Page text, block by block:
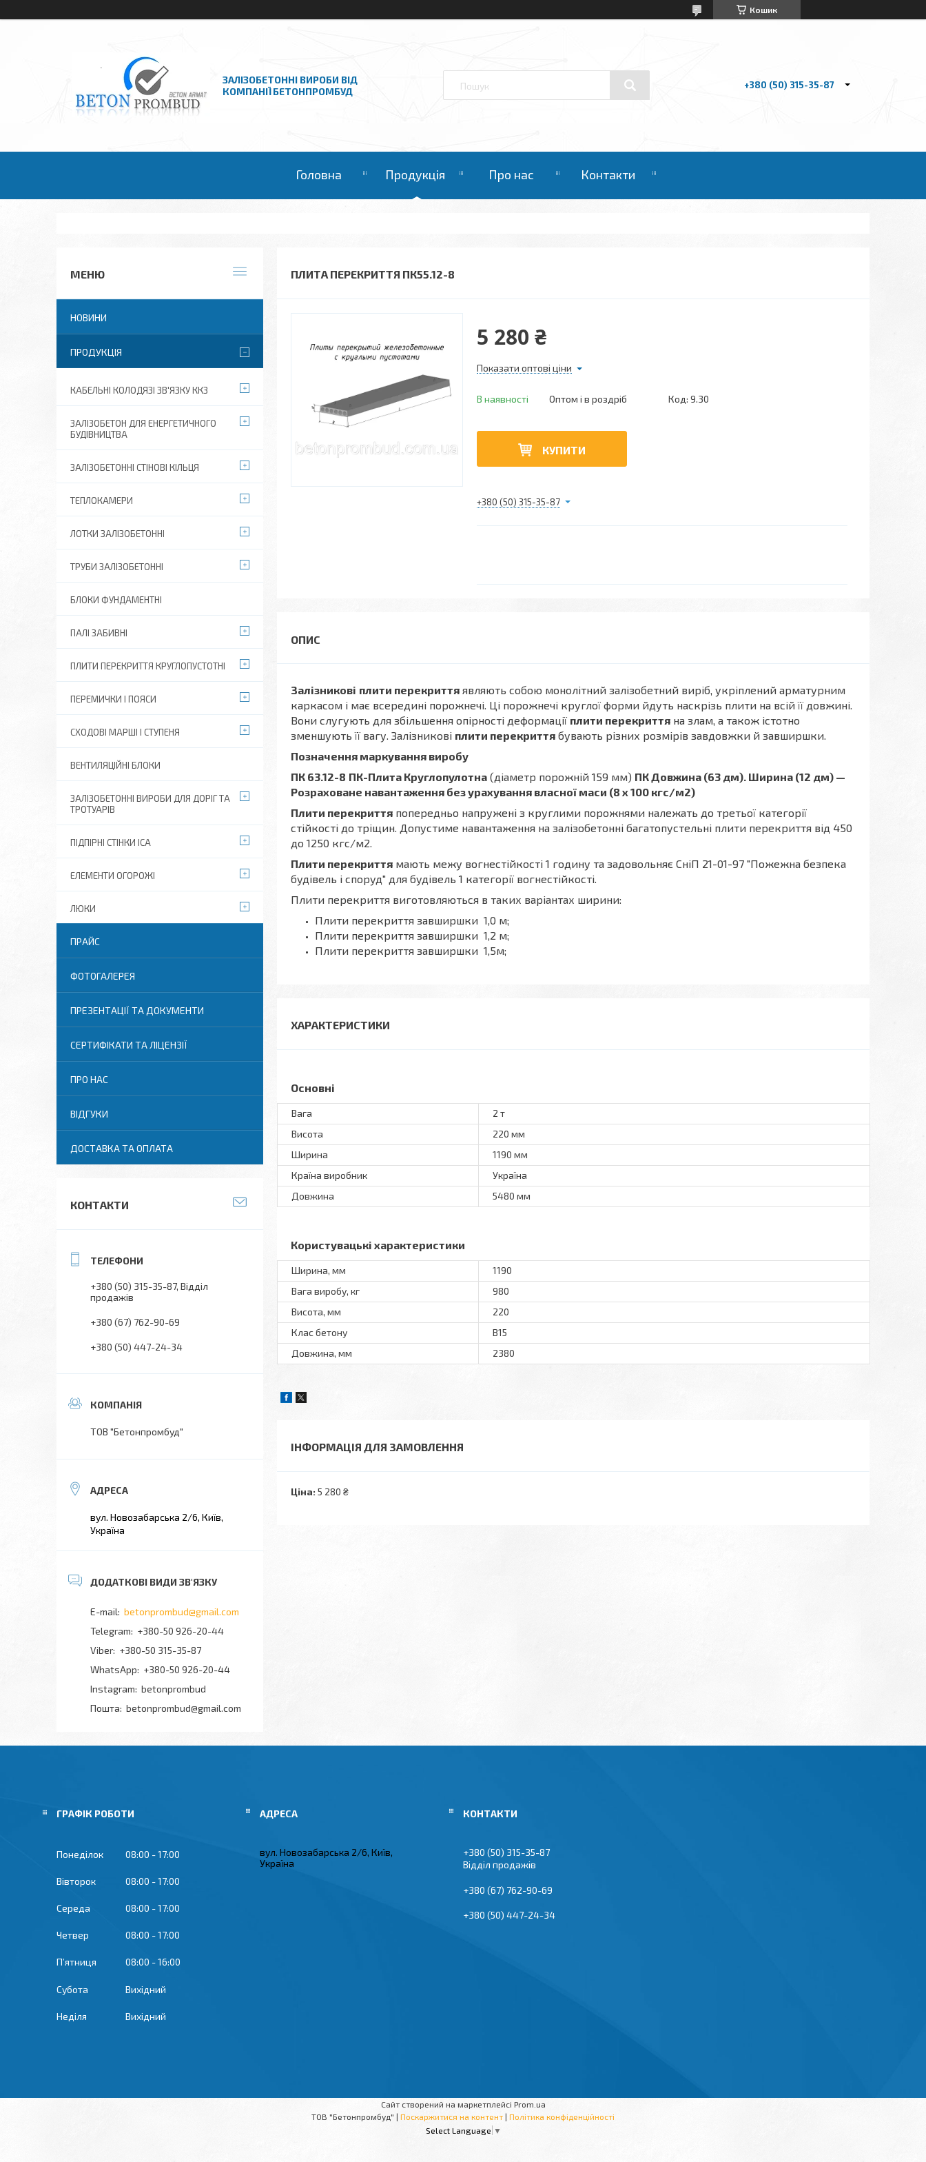
Кошик
ЗАЛІЗОБЕТОННІ ВИРОБИ ВІД
КОМПАНІЇ БЕТОНПРОМБУД
+380 (50) 315-35-87
Головна Продукція Про нас Контакти
ПЛИТА ПЕРЕКРИТТЯ ПК55.12-8
5 280 ₴
Показати оптові ціни
В наявності Оптом і в роздріб Код: 9.30
КУПИТИ
+380 (50) 315-35-87
Залізникові плити перекриття являють собою монолітний залізобетний виріб, укріплений арматурним
каркасом і має всередині порожнечі. Ці порожнечі круглої форми йдуть наскрізь плити на всій її довжині.
Вони слугують для збільшення опірності деформації плити перекриття на злам, а також істотно
зменшують її вагу. Залізникові плити перекриття бувають різних розмірів завдовжки й завширшки.
Позначення маркування виробу
ПК 63.12-8 ПК-Плита Круглопулотна (діаметр порожній 159 мм) ПК Довжина (63 дм). Ширина (12 дм) —
Розраховане навантаження без урахування власної маси (8 х 100 кгс/м2)
Плити перекриття попередньо напружені з круглими порожнями належать до третьої категорії
стійкості до тріщин. Допустиме навантаження на залізобетонні багатопустельні плити перекриття від 450
до 1250 кгс/м2.
Плити перекриття мають межу вогнестійкості 1 годину та задовольняє СніП 21-01-97 "Пожежна безпека
будівель і споруд" для будівель 1 категорії вогнестійкості.
Плити перекриття виготовляються в таких варіантах ширини:
Плити перекриття завширшки 1,0 м;
Плити перекриття завширшки 1,2 м;
Плити перекриття завширшки 1,5м;
ХАРАКТЕРИСТИКИ
Основні
Вага
2 т
Висота
220 мм
Ширина
1190 мм
Країна виробник
Україна
Довжина
5480 мм
Користувацькi характеристики
Ширина, мм
1190
Вага виробу, кг
980
Висота, мм
220
Клас бетону
В15
Довжина, мм
2380
ІНФОРМАЦІЯ ДЛЯ ЗАМОВЛЕННЯ
Ціна: 5 280 ₴
НОВИНИ
ПРОДУКЦІЯ
КАБЕЛЬНІ КОЛОДЯЗІ ЗВ'ЯЗКУ ККЗ
ЗАЛІЗОБЕТОН ДЛЯ ЕНЕРГЕТИЧНОГО
БУДІВНИЦТВА
ЗАЛІЗОБЕТОННІ СТІНОВІ КІЛЬЦЯ
ТЕПЛОКАМЕРИ
ЛОТКИ ЗАЛІЗОБЕТОННІ
ТРУБИ ЗАЛІЗОБЕТОННІ
БЛОКИ ФУНДАМЕНТНІ
ПАЛІ ЗАБИВНІ
ПЛИТИ ПЕРЕКРИТТЯ КРУГЛОПУСТОТНІ
ПЕРЕМИЧКИ І ПОЯСИ
СХОДОВІ МАРШІ І СТУПЕНЯ
ВЕНТИЛЯЦІЙНІ БЛОКИ
ЗАЛІЗОБЕТОННІ ВИРОБИ ДЛЯ ДОРІГ ТА
ТРОТУАРІВ
ПІДПІРНІ СТІНКИ ІСА
ЕЛЕМЕНТИ ОГОРОЖІ
ЛЮКИ
ПРАЙС
ФОТОГАЛЕРЕЯ
ПРЕЗЕНТАЦІЇ ТА ДОКУМЕНТИ
СЕРТИФІКАТИ ТА ЛІЦЕНЗІЇ
ПРО НАС
ВІДГУКИ
ДОСТАВКА ТА ОПЛАТА
КОНТАКТИ
+380 (50) 315-35-87 Відділ
продажів
+380 (67) 762-90-69
+380 (50) 447-24-34
ТОВ "Бетонпромбуд"
вул. Новозабарська 2/6, Київ,
Україна
betonprombud@gmail.com
+380-50 926-20-44
+380-50 315-35-87
+380-50 926-20-44
Instagram betonprombud
Пошта betonprombud@gmail.com
ГРАФІК РОБОТИ
Понеділок 08:00 17:00
Вівторок 08:00 17:00
Середа 08:00 17:00
Четвер 08:00 17:00
Пʼятниця 08:00 16:00
Субота Вихідний
Неділя Вихідний
вул. Новозабарська 2/6, Київ,
Україна
+380 (50) 315-35-87
Відділ продажів
+380 (67) 762-90-69
+380 (50) 447-24-34
Сайт створений на маркетплейсі Prom.ua
ТОВ "Бетонпромбуд" | Поскаржитися на контент | Політика конфіденційності
Select Language ▼